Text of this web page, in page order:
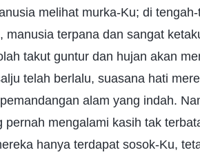
melihat murka-Ku; di
terpana dan sangat
takut guntur dan hujan akan
telah berlalu, suasana hati
alam yang indah.
mengalami kasih tak
hanya terdapat sosok-Ku,